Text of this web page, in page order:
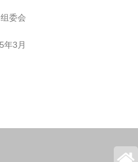
委会
年3月